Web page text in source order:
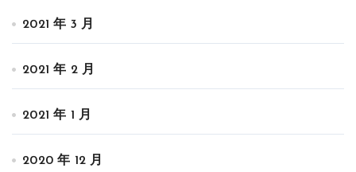
2021 年 3 月
2021 年 2 月
2021 年 1 月
2020 年 12 月